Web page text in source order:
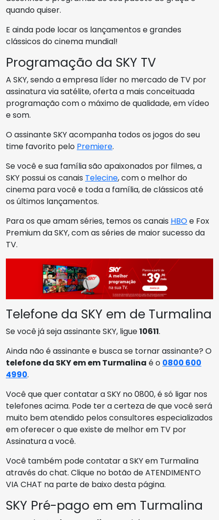
quando quiser.
E ainda pode locar os lançamentos e grandes
clássicos do cinema mundial!
Programação da SKY TV
A SKY, sendo a empresa líder no mercado de TV por
assinatura via satélite, oferta a mais conceituada
programação com o máximo de qualidade, em vídeo
e som.
O assinante SKY acompanha todos os jogos do seu
time favorito pelo Premiere.
Se você e sua família são apaixonados por filmes, a
SKY possui os canais Telecine, com o melhor do
cinema para você e toda a família, de clássicos até
os últimos lançamentos.
Para os que amam séries, temos os canais HBOe Fox
Premium da SKY, com as séries de maior sucesso da
TV.
Telefone da SKY em de Turmalina
Se você já seja assinante SKY, ligue10611.
Ainda não é assinante e busca se tornar assinante? O
telefone da SKY em em Turmalina é o 0800 600
4990.
Você que quer contatar a SKY no 0800, é só ligar nos
telefones acima. Pode ter a certeza de que você será
muito bem atendido pelos consultores especializados
em oferecer o que existe de melhor em TV por
Assinatura a você.
Você também pode contatar a SKY em Turmalina
através do chat. Clique no botão de ATENDIMENTO
VIA CHAT na parte de baixo desta página.
SKY Pré-pago em em Turmalina